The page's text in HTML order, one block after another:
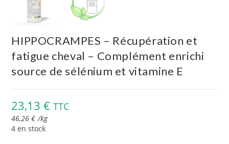
HIPPOCRAMPES – Récupération et
fatigue cheval – Complément enrichi
source de sélénium et vitamine E
23,13€ TTC
46,26€ /kg
4 en stock